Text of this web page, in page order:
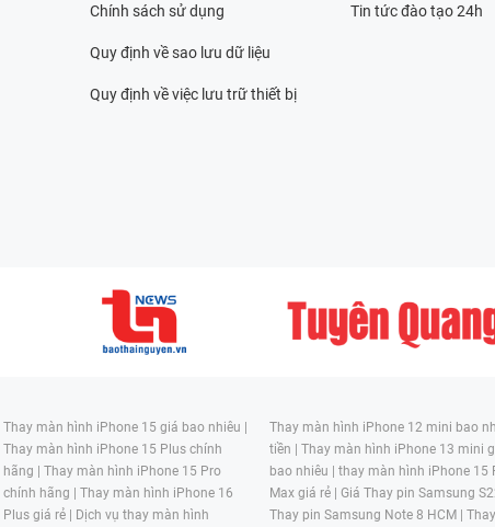
Chính sách sử dụng
Quy định về sao lưu dữ liệu
Quy định về việc lưu trữ thiết bị
Tin tức đào tạo 24h
Thay màn hình iPhone 15 giá bao nhiêu |
Thay màn hình iPhone 15 Plus chính
hãng | Thay màn hình iPhone 15 Pro
chính hãng | Thay màn hình iPhone 16
Plus giá rẻ | Dịch vụ thay màn hình
Thay màn hình iPhone 12 mini bao
tiền | Thay màn hình iPhone 13 mini
bao nhiêu | thay màn hình iPhone 15
Max giá rẻ | Giá Thay pin Samsung
Thay pin Samsung Note 8 HCM |